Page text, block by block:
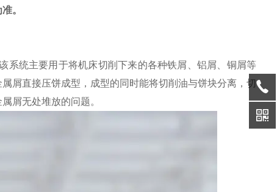
。
系统主要用于将机床切削下来的各种铁屑、铝屑、铜屑等
屑直接压饼成型，成型的同时能将切削油与饼块分离，切
屑无处堆放的问题。